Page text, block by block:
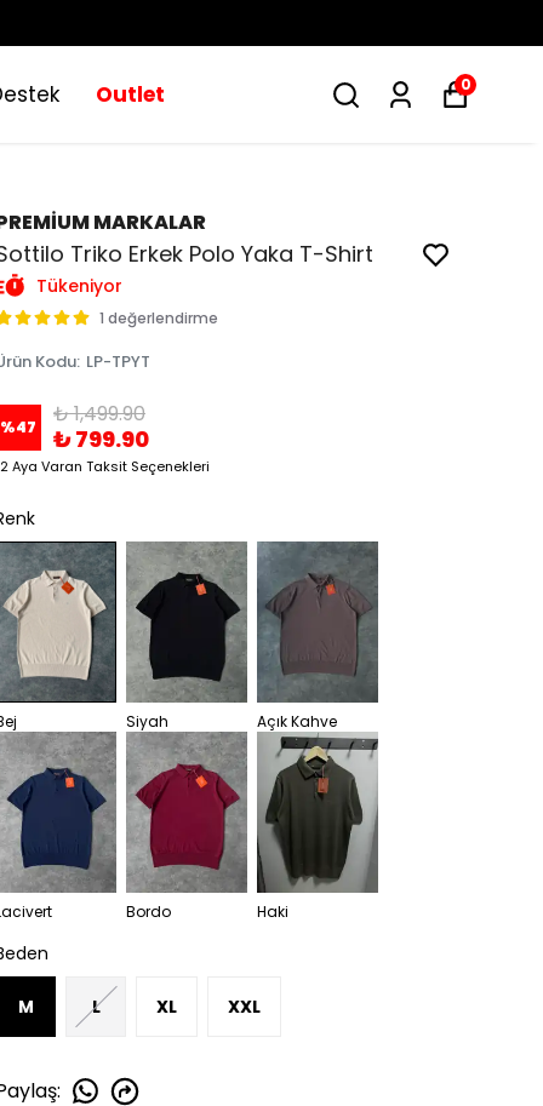
Outlet 0
MARKALAR
Triko Erkek Polo Yaka T-Shirt
Tükeniyor
1 değerlendirme
Kodu: LP-TPYT
%47 ₺ 1,499.90
₺ 799.90
Aya Varan Taksit Seçenekleri
Siyah Açık Kahve
Bordo Haki
M L XL XXL
: